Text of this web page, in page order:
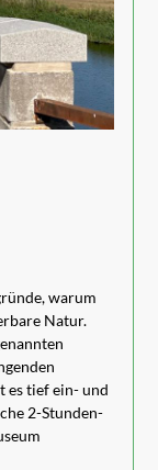
warum
Natur.
es tief ein- und
2-Stunden-